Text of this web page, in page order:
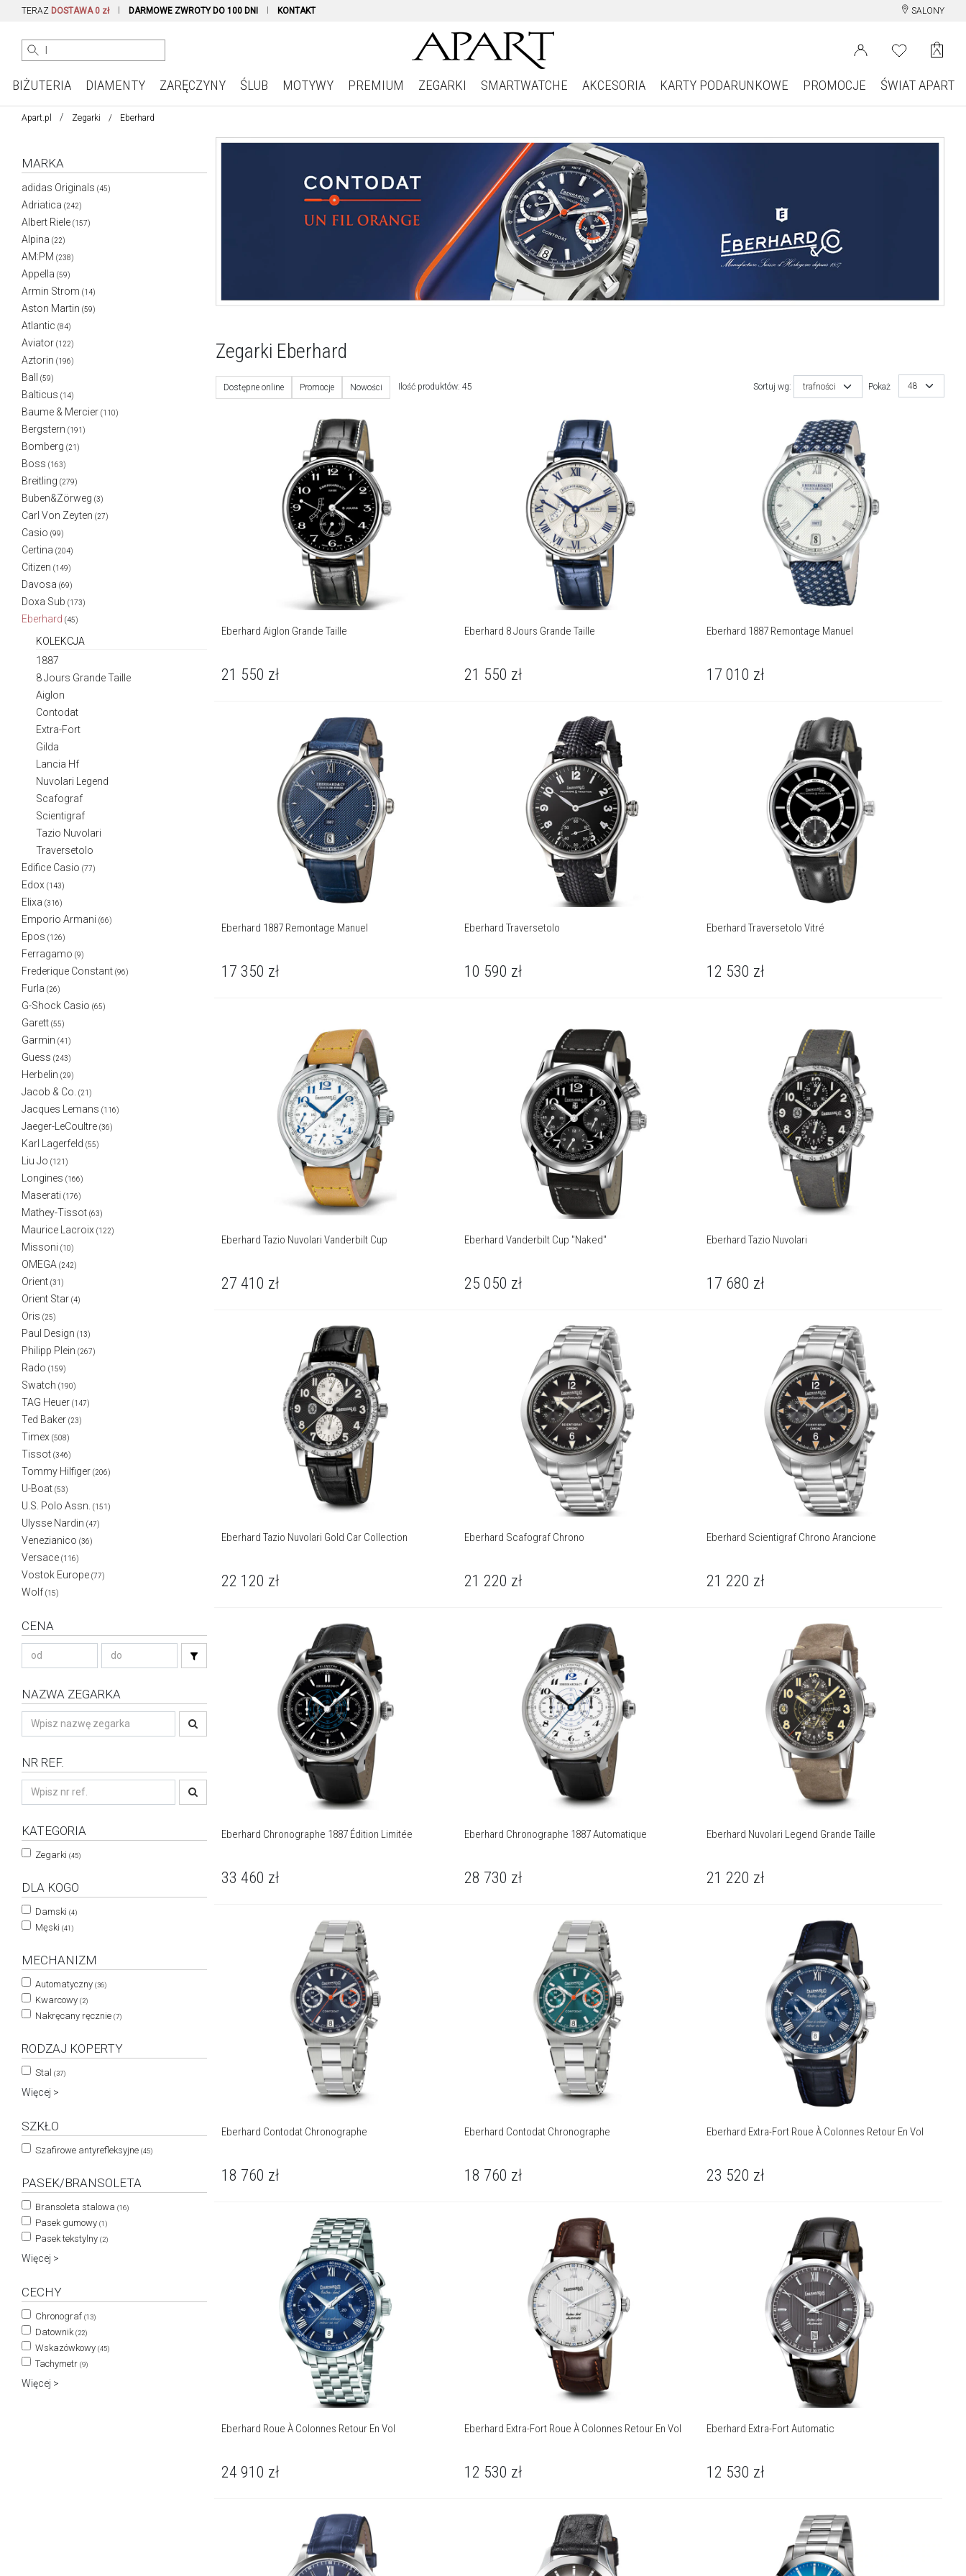
TERAZ DOSTAWA 0 zł DARMOWE ZWROTY DO 100 DNI KONTAKT SALONY
BIŻUTERIA DIAMENTY ZARĘCZYNY ŚLUB MOTYWY PREMIUM ZEGARKI SMARTWATCHE AKCESORIA KARTY PODARUNKOWE PROMOCJE ŚWIAT APART
Apart.pl Zegarki Eberhard
MARKA
adidas Originals (45)
Adriatica (242)
Albert Riele (157)
Alpina (22)
AM:PM (238)
Appella (59)
Armin Strom (14)
Aston Martin (59)
Atlantic (84)
Aviator (122)
Aztorin (196)
Ball (59)
Balticus (14)
Baume & Mercier (110)
Bergstern (191)
Bomberg (21)
Boss (163)
Breitling (279)
Buben&Zörweg (3)
Carl Von Zeyten (27)
Casio (99)
Certina (204)
Citizen (149)
Davosa (69)
Doxa Sub (173)
Eberhard (45)
KOLEKCJA
1887
8 Jours Grande Taille
Aiglon
Contodat
Extra-Fort
Gilda
Lancia Hf
Nuvolari Legend
Scafograf
Scientigraf
Tazio Nuvolari
Traversetolo
Edifice Casio (77)
Edox (143)
Elixa (316)
Emporio Armani (66)
Epos (126)
Ferragamo (9)
Frederique Constant (96)
Furla (26)
G-Shock Casio (65)
Garett (55)
Garmin (41)
Guess (243)
Herbelin (29)
Jacob & Co. (21)
Jacques Lemans (116)
Jaeger-LeCoultre (36)
Karl Lagerfeld (55)
Liu Jo (121)
Longines (166)
Maserati (176)
Mathey-Tissot (63)
Maurice Lacroix (122)
Missoni (10)
OMEGA (242)
Orient (31)
Orient Star (4)
Oris (25)
Paul Design (13)
Philipp Plein (267)
Rado (159)
Swatch (190)
TAG Heuer (147)
Ted Baker (23)
Timex (508)
Tissot (346)
Tommy Hilfiger (206)
U-Boat (53)
U.S. Polo Assn. (151)
Ulysse Nardin (47)
Venezianico (36)
Versace (116)
Vostok Europe (77)
Wolf (15)
CENA
NAZWA ZEGARKA
NR REF.
KATEGORIA
Zegarki (45)
DLA KOGO
Damski (4)
Męski (41)
MECHANIZM
Automatyczny (36)
Kwarcowy (2)
Nakręcany ręcznie (7)
RODZAJ KOPERTY
Stal (37)
Więcej >
SZKŁO
Szafirowe antyrefleksyjne (45)
PASEK/BRANSOLETA
Bransoleta stalowa (16)
Pasek gumowy (1)
Pasek tekstylny (2)
Więcej >
CECHY
Chronograf (13)
Datownik (22)
Wskazówkowy (45)
Tachymetr (9)
Więcej >
Zegarki Eberhard
Sortuj wg: trafności Pokaż 48
Dostępne online Promocje Nowości Ilość produktów: 45
Eberhard Aiglon Grande Taille
21 550 zł
Eberhard 8 Jours Grande Taille
21 550 zł
Eberhard 1887 Remontage Manuel
17 010 zł
Eberhard 1887 Remontage Manuel
17 350 zł
Eberhard Traversetolo
10 590 zł
Eberhard Traversetolo Vitré
12 530 zł
Eberhard Tazio Nuvolari Vanderbilt Cup
27 410 zł
Eberhard Vanderbilt Cup "Naked"
25 050 zł
Eberhard Tazio Nuvolari
17 680 zł
Eberhard Tazio Nuvolari Gold Car Collection
22 120 zł
Eberhard Scafograf Chrono
21 220 zł
Eberhard Scientigraf Chrono Arancione
21 220 zł
Eberhard Chronographe 1887 Édition Limitée
33 460 zł
Eberhard Chronographe 1887 Automatique
28 730 zł
Eberhard Nuvolari Legend Grande Taille
21 220 zł
Eberhard Contodat Chronographe
18 760 zł
Eberhard Contodat Chronographe
18 760 zł
Eberhard Extra-Fort Roue À Colonnes Retour En Vol
23 520 zł
Eberhard Roue À Colonnes Retour En Vol
24 910 zł
Eberhard Extra-Fort Roue À Colonnes Retour En Vol
12 530 zł
Eberhard Extra-Fort Automatic
12 530 zł